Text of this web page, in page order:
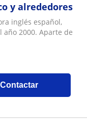
y alrededores
inglés español,
2000. Aparte de
Contactar